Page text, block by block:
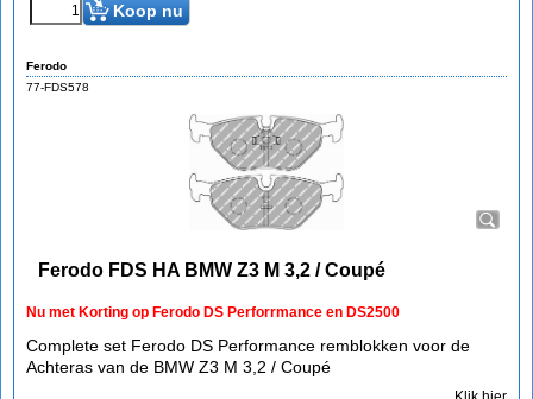
Koop nu
Ferodo
77-FDS578
Ferodo FDS HA BMW Z3 M 3,2 / Coupé
Nu met Korting op Ferodo DS Perforrmance en DS2500
Complete set Ferodo DS Performance remblokken voor de
Achteras van de BMW Z3 M 3,2 / Coupé